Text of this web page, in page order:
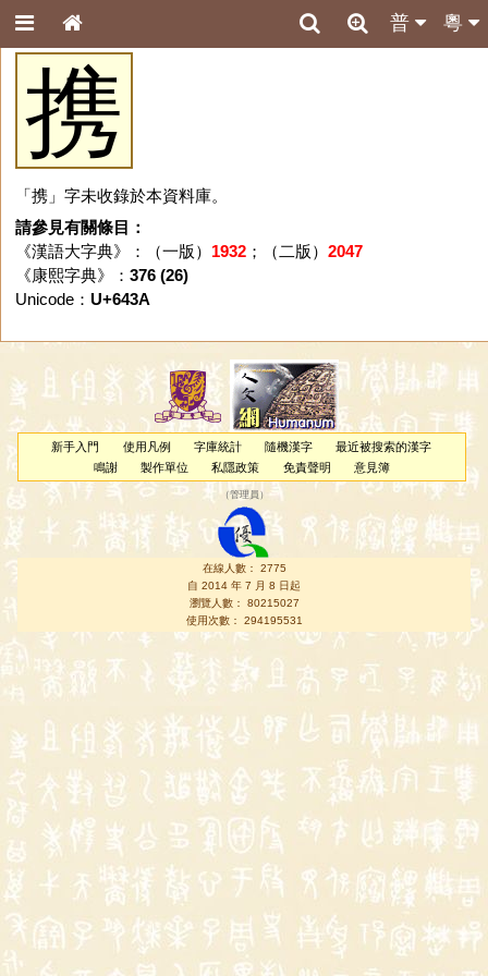
粵
普
携
「携」字未收錄於本資料庫。
請參見有關條目：
《漢語大字典》：（一版） 1932；（二版） 2047
《康熙字典》： 376 (26)
Unicode： U+643A
新手入門 使用凡例 字庫統計 隨機漢字
最近被搜索的漢字
鳴謝
製作單位 私隱政策 免責聲明 意見簿
（管理員 ）
在線人數： 2775
自 2014 年 7 月 8 日起
瀏覽人數： 80215027
使用次數： 294195531